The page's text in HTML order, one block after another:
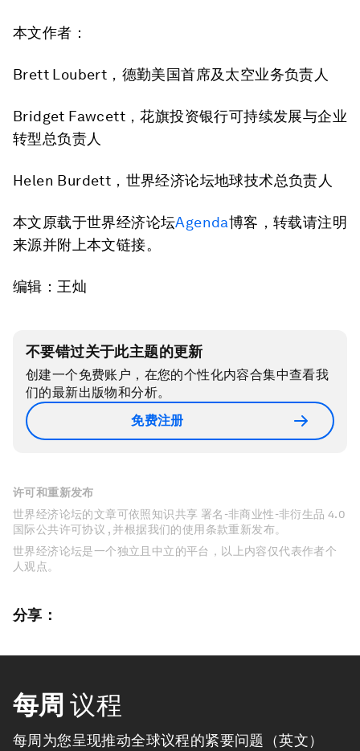
本文作者：
Brett Loubert，德勤美国首席及太空业务负责人
Bridget Fawcett，花旗投资银行可持续发展与企业
转型总负责人
Helen Burdett，世界经济论坛地球技术总负责人
本文原载于世界经济论坛Agenda博客，转载请注明
来源并附上本文链接。
编辑：王灿
不要错过关于此主题的更新
创建一个免费账户，在您的个性化内容合集中查看我
们的最新出版物和分析。
免费注册
许可和重新发布
世界经济论坛的文章可依照知识共享 署名-非商业性-非衍生品 4.0
国际公共许可协议 , 并根据我们的使用条款重新发布。
世界经济论坛是一个独立且中立的平台，以上内容仅代表作者个
人观点。
分享：
每周 议程
每周为您呈现推动全球议程的紧要问题（英文）